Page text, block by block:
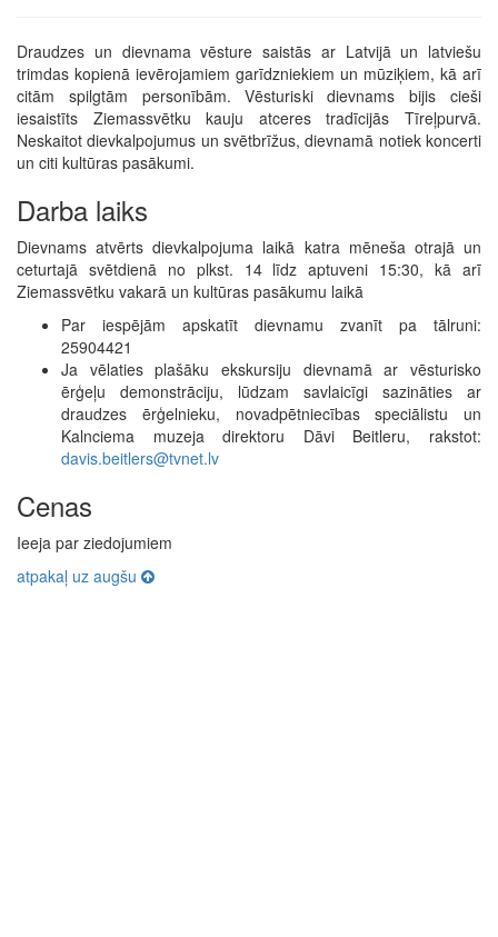
Draudzes un dievnama vēsture saistās ar Latvijā un latviešu
trimdas kopienā ievērojamiem garīdzniekiem un mūziķiem, kā arī
citām spilgtām personībām. Vēsturiski dievnams bijis cieši
iesaistīts Ziemassvētku kauju atceres tradīcijās Tīreļpurvā.
Neskaitot dievkalpojumus un svētbrīžus, dievnamā notiek koncerti
un citi kultūras pasākumi.
Darba laiks
Dievnams atvērts dievkalpojuma laikā katra mēneša otrajā un
ceturtajā svētdienā no plkst. 14 līdz aptuveni 15:30, kā arī
Ziemassvētku vakarā un kultūras pasākumu laikā
Par iespējām apskatīt dievnamu zvanīt pa tālruni:
25904421
Ja vēlaties plašāku ekskursiju dievnamā ar vēsturisko
ērģeļu demonstrāciju, lūdzam savlaicīgi sazināties ar
draudzes ērģelnieku, novadpētniecības speciālistu un
Kalnciema muzeja direktoru Dāvi Beitleru, rakstot:
davis.beitlers@tvnet.lv
Cenas
Ieeja par ziedojumiem
atpakaļ uz augšu